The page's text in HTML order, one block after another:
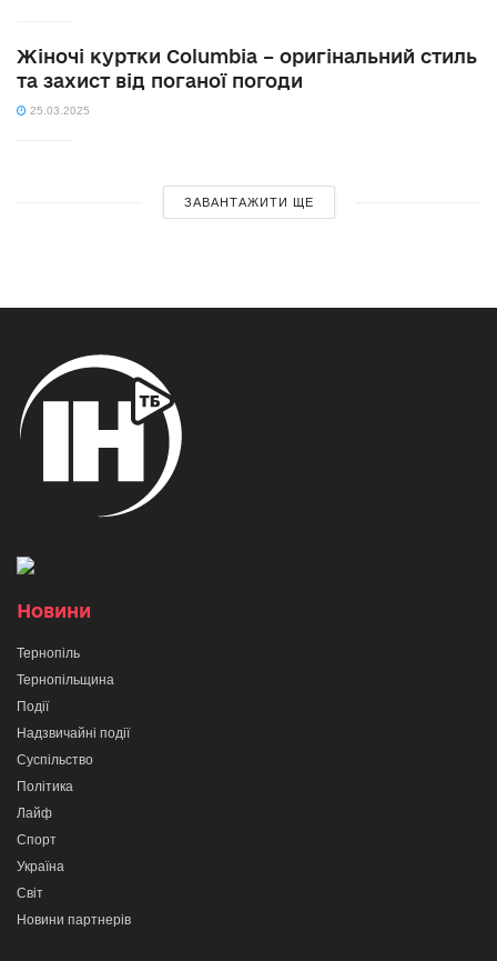
Жіночі куртки Columbia – оригінальний стиль
та захист від поганої погоди
25.03.2025
ЗАВАНТАЖИТИ ЩЕ
Новини
Тернопіль
Тернопільщина
Події
Надзвичайні події
Суспільство
Політика
Лайф
Спорт
Україна
Світ
Новини партнерів